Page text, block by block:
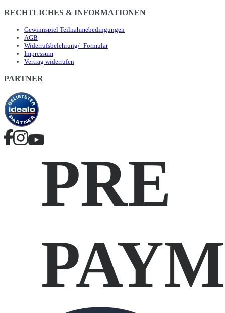
RECHTLICHES & INFORMATIONEN
Gewinnspiel Teilnahmebedingungen
AGB
Widerrufsbelehrung/- Formular
Impressum
Vertrag widerrufen
PARTNER